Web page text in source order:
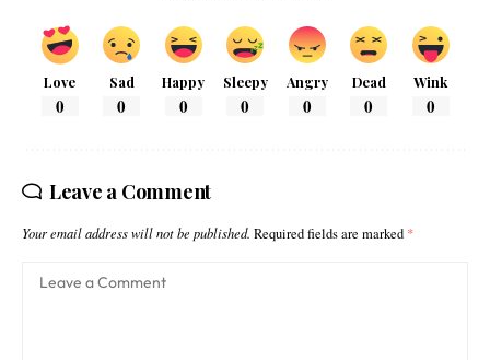
Love
0
Sad
0
Happy
0
Sleepy
0
Angry
0
Dead
0
Wink
0
Leave a Comment
Your email address will not be published. Required fields are marked *